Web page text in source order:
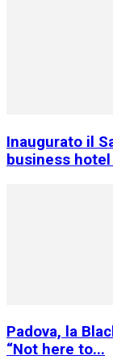
Inaugurato il
business hotel
Padova, la
“Not here to...